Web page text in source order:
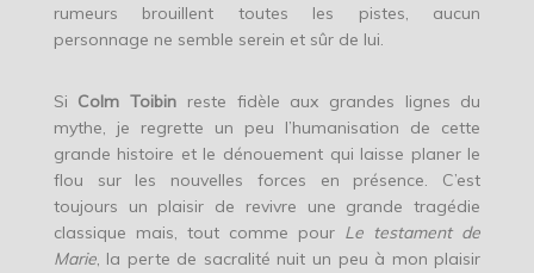
rumeurs brouillent toutes les pistes, aucun
personnage ne semble serein et sûr de lui.
Si Colm Toibin reste fidèle aux grandes lignes du
mythe, je regrette un peu l’humanisation de cette
grande histoire et le dénouement qui laisse planer le
flou sur les nouvelles forces en présence. C’est
toujours un plaisir de revivre une grande tragédie
classique mais, tout comme pour Le testament de
Marie, la perte de sacralité nuit un peu à mon plaisir